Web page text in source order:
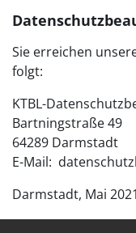
Sie erreichen
folgt:
KTBL-
Bartningstraße 49
64289 Darmstadt
E-Mail:
Darmstadt, Mai 2021